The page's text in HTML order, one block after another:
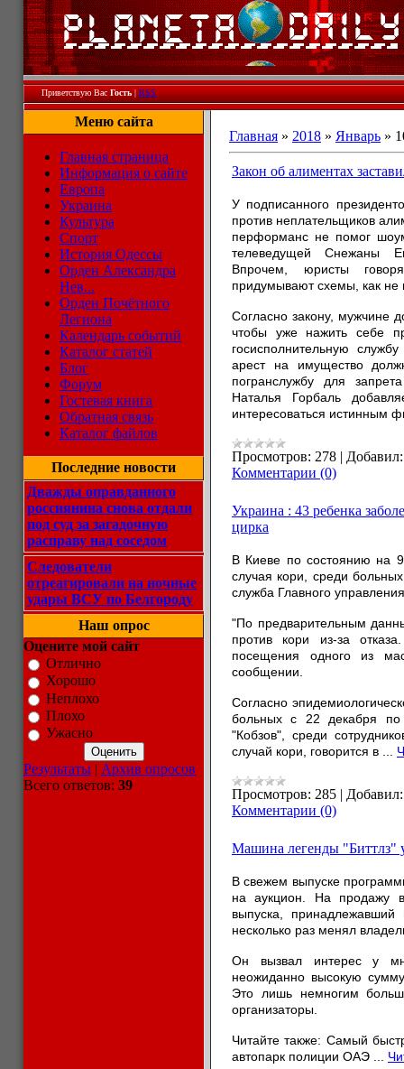
Приветствую Вас Гость|RSS
Меню сайта
Главная страница
Информация о сайте
Европа
Украина
Культура
Спорт
История Одессы
Орден Александра
Нев...
Орден Почётного
Легиона
Календарь событий
Каталог статей
Блог
Форум
Гостевая книга
Обратная связь
Каталог файлов
Последние новости
Дважды оправданного
россиянина снова отдали
под суд за загадочную
расправу над соседом
Следователи
отреагировали на ночные
удары ВСУ по Белгороду
Наш опрос
Оцените мой сайт
Отлично
Хорошо
Неплохо
Плохо
Ужасно
Результаты | Архив опросов
Всего ответов: 39
Главная » 2018 » Январь »
Закон об алиментах
У подписанного
против неплательщиков
перформанс не помог
телеведущей Снежаны
Впрочем, юристы
придумывают схемы, как
Согласно закону, мужчине
чтобы уже нажить себе
госисполнительную
арест на имущество
погранслужбу для
Наталья Горбаль
интересоваться истинным
Просмотров: 278 | Добавил:
Комментарии (0)
Украина : 43 ребенка
цирка
В Киеве по состоянию на 9
случая кори, среди
служба Главного
"По предварительным
против кори из-за
посещения одного из
сообщении.
Согласно
больных с 22 декабря
"Кобзов", среди
случай кори, говорится в
Просмотров: 285 | Добавил:
Комментарии (0)
Машина легенды "Биттлз"
В свежем выпуске
на аукцион. На продажу
выпуска,
несколько раз менял
Он вызвал интерес у
неожиданно высокую
Это лишь немногим
организаторы.
Читайте также: Самый
автопарк полиции ОАЭ